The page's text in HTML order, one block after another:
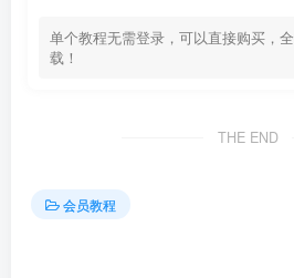
单个教程无需登录，可以直接购买，
载！
THE END
会员教程